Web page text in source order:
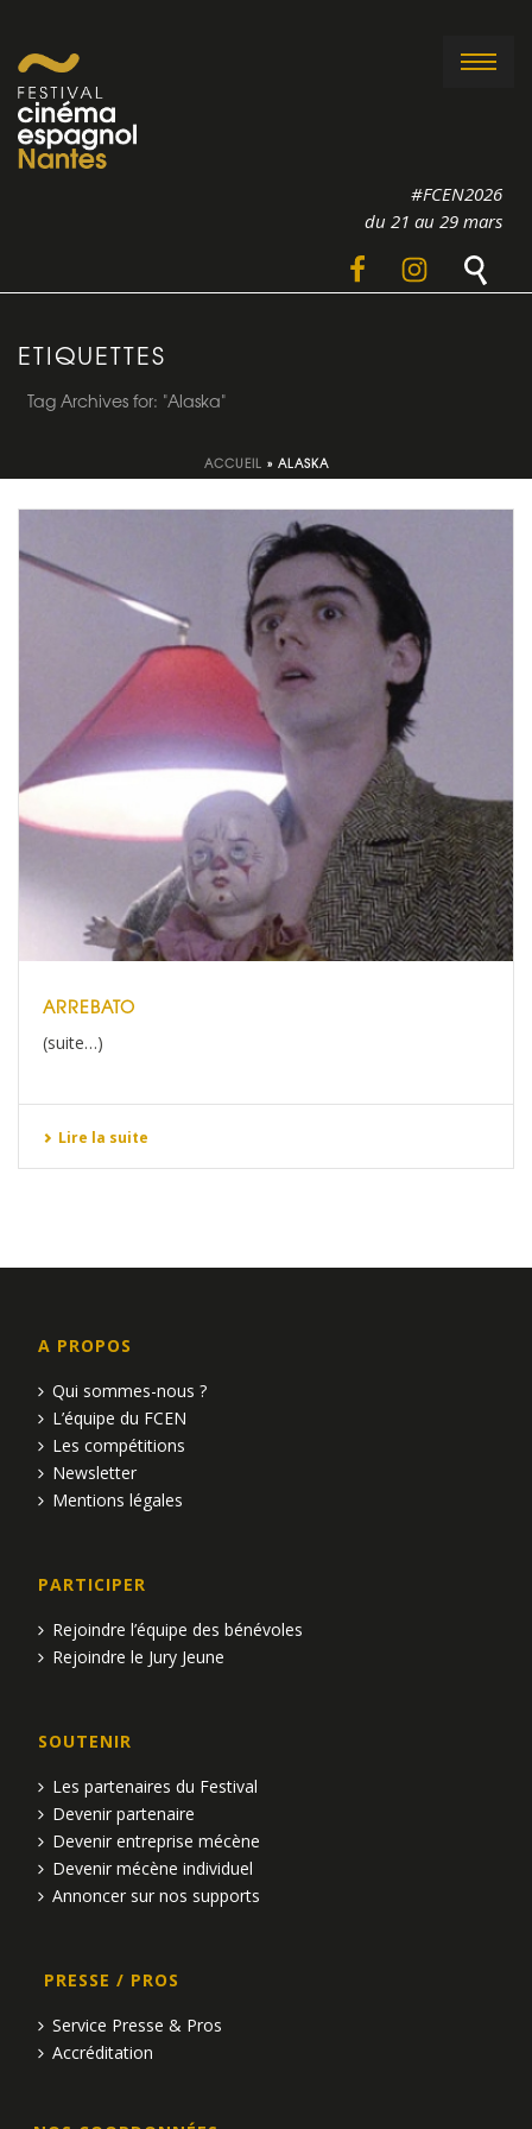
#FCEN2026
du 21 au 29 mars
ETIQUETTES
Tag Archives for: "Alaska"
ACCUEIL » ALASKA
ARREBATO
(suite…)
Lire la suite
A PROPOS
Qui sommes-nous ?
L’équipe du FCEN
Les compétitions
Newsletter
Mentions légales
PARTICIPER
Rejoindre l’équipe des bénévoles
Rejoindre le Jury Jeune
SOUTENIR
Les partenaires du Festival
Devenir partenaire
Devenir entreprise mécène
Devenir mécène individuel
Annoncer sur nos supports
PRESSE / PROS
Service Presse & Pros
Accréditation